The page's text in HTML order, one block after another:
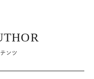
ンツ